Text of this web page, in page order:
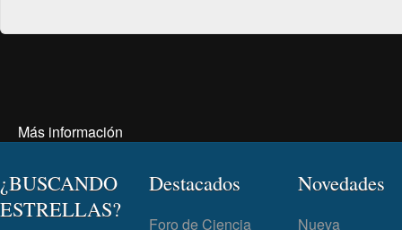
Más información
¿BUSCANDO
ESTRELLAS?
Destacados
Foro de Ciencia
Novedades
Nueva